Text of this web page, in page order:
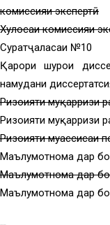
комиссияи экспертӣ
Хулосаи комиссияи
Суратҷаласаи №10
Қарори шурои
намудани
Ризоияти муқарризи
Ризоияти муқарризи
Ризоияти муассисаи
Маълумотнома дар
Маълумотнома дар
Маълумотнома дар